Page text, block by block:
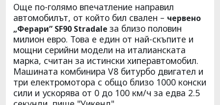
Още по-голямо впечатление направил
автомобилът, от който бил свален – червено
„Ферари” SF90 Stradale за близо половин
милион евро. Това е един от най-скъпите и
мощни серийни модели на италианската
марка, считан за истински хиперавтомобил.
Машината комбинира V8 битурбо двигател и
три електромотора с общо близо 1000 конски
сили и ускорява от 0 до 100 км/ч за едва 2.5